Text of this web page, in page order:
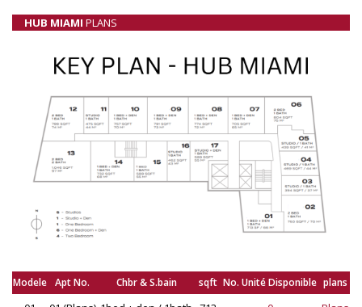
HUB MIAMI PLANS
Modele Apt No. Chbr & S.bain sqft No. Unité Disponible plans